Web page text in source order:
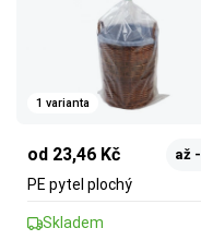
1 varianta
od 23,46 Kč až
PE pytel plochý
Skladem